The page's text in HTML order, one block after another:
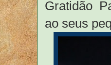
Gratidão
ao seus